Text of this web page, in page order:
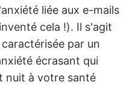
liée aux e-mails
cela !). Il s'agit
par un
écrasant qui
nuit à votre santé